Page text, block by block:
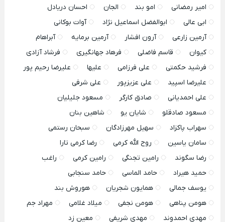
امیر رمضانی
امو بند الجان
احسان دریادل
ابی عالی
ابوالفضل اسماعیل نژاد
آوات بوکانی
آرمین زارعی
آرون افشار آرمین برمایه
آبراهام
کیوان
قاسم فاضلی فرهاد جهانگیری
فرشاد آزادی
فرشید حکمتی
علی فرزامی علیها
علیرضا رحیم پور
علیرضا اسپید
علی عزیزپور
علی شرفی
علی احمدیانی
صادق کارگر
مسعود جلیلیان
مسعود صادقلو
شایان یو
شاهین بنان
سهراب پاکزاد
سهیل مهرزادگان
سبحان رستمی
سامان یاسین
روح الله کرمی
رضا کرمی تارا
رضا سگوند
رامین تجنگی رامین کرمی
راغب
حمید هیراد
حامد الماسی
حامد سنجابی
یوسف جمالی
همایون شجریان
هوروش بند
هومن پناهی
هومن نجفی میلاد غلامی
مهراد جم
مهدی احمدوند
مهدی شریفی معین زد